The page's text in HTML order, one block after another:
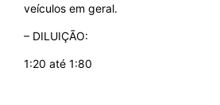
veículos em geral.
– DILUIÇÃO:
1:20 até 1:80